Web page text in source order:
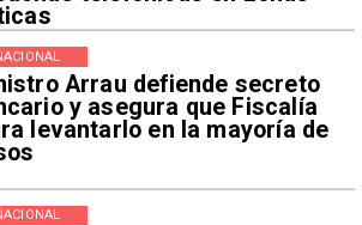
Arrau defiende secreto
y asegura que Fiscalía
levantarlo en la mayoría de